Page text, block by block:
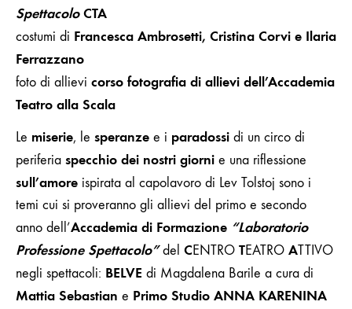
SpettacoloCTA
costumi di Francesca Ambrosetti, Cristina Corvi e Ilaria
Ferrazzano
foto di allievi corso fotografia di allievi dell’Accademia
Teatro alla Scala
Le miserie, le speranze e i paradossi di un circo di
periferia specchio dei nostri giorni e una riflessione
sull’amore ispirata al capolavoro di Lev Tolstoj sono i
temi cui si proveranno gli allievi del primo e secondo
anno dell’Accademia di Formazione “Laboratorio
Professione Spettacolo” del CENTRO TEATRO ATTIVO
negli spettacoli: BELVE di Magdalena Barile a cura di
Mattia Sebastian e Primo Studio ANNA KARENINA